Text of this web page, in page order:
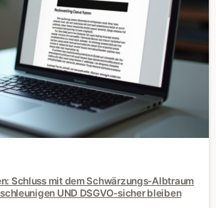
0
Schluss mit dem Schwärzungs-Albtraum
UND DSGVO-sicher bleiben